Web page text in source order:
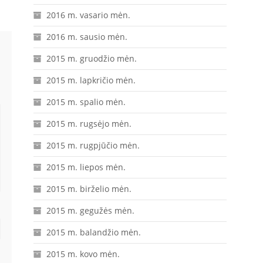
2016 m. vasario mėn.
2016 m. sausio mėn.
2015 m. gruodžio mėn.
2015 m. lapkričio mėn.
2015 m. spalio mėn.
2015 m. rugsėjo mėn.
2015 m. rugpjūčio mėn.
2015 m. liepos mėn.
2015 m. birželio mėn.
2015 m. gegužės mėn.
2015 m. balandžio mėn.
2015 m. kovo mėn.